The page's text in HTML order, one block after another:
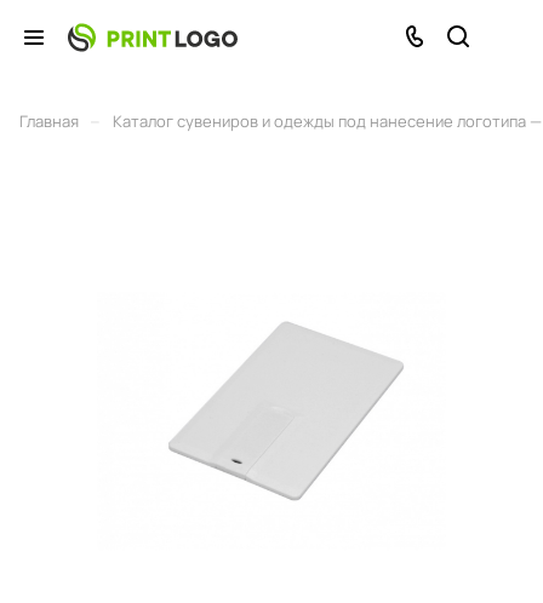
Главная Каталог сувениров и одежды под нанесение логотипа